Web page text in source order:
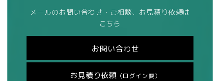
メールのお問い合わせ・ご相談、お見積り依頼は
こちら
お問い合わせ
お見積り依頼 （ログイン要）